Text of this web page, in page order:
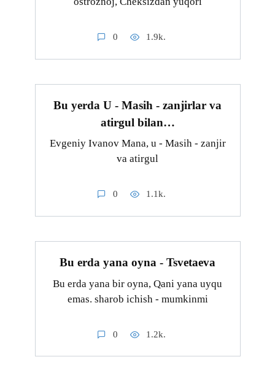
0 1.9k.
Bu yerda U - Masih - zanjirlar va
atirgul bilan…
Evgeniy Ivanov Mana, u - Masih - zanjir
va atirgul
0 1.1k.
Bu erda yana oyna - Tsvetaeva
Bu erda yana bir oyna, Qani yana uyqu
emas. sharob ichish - mumkinmi
0 1.2k.